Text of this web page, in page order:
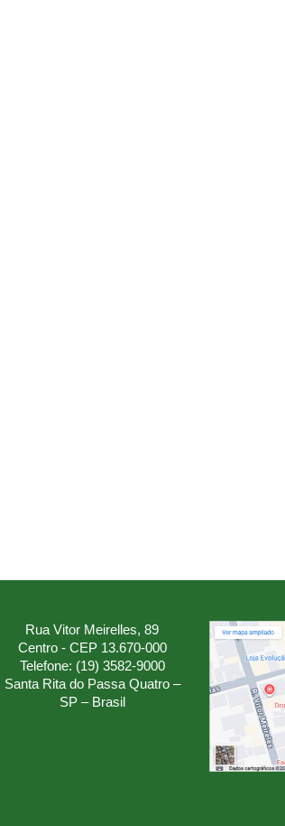
Rua Vitor Meirelles, 89
Centro - CEP 13.670-000
Telefone: (19) 3582-9000
Santa Rita do Passa Quatro –
SP – Brasil